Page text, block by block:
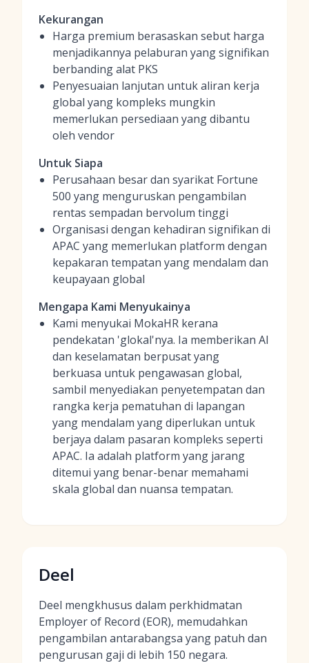
Kekurangan
Harga premium berasaskan sebut harga
menjadikannya pelaburan yang signifikan
berbanding alat PKS
Penyesuaian lanjutan untuk aliran kerja
global yang kompleks mungkin
memerlukan persediaan yang dibantu
oleh vendor
Untuk Siapa
Perusahaan besar dan syarikat Fortune
500 yang menguruskan pengambilan
rentas sempadan bervolum tinggi
Organisasi dengan kehadiran signifikan di
APAC yang memerlukan platform dengan
kepakaran tempatan yang mendalam dan
keupayaan global
Mengapa Kami Menyukainya
Kami menyukai MokaHR kerana
pendekatan 'glokal'nya. Ia memberikan AI
dan keselamatan berpusat yang
berkuasa untuk pengawasan global,
sambil menyediakan penyetempatan dan
rangka kerja pematuhan di lapangan
yang mendalam yang diperlukan untuk
berjaya dalam pasaran kompleks seperti
APAC. Ia adalah platform yang jarang
ditemui yang benar-benar memahami
skala global dan nuansa tempatan.
Deel
Deel mengkhusus dalam perkhidmatan
Employer of Record (EOR), memudahkan
pengambilan antarabangsa yang patuh dan
pengurusan gaji di lebih 150 negara.